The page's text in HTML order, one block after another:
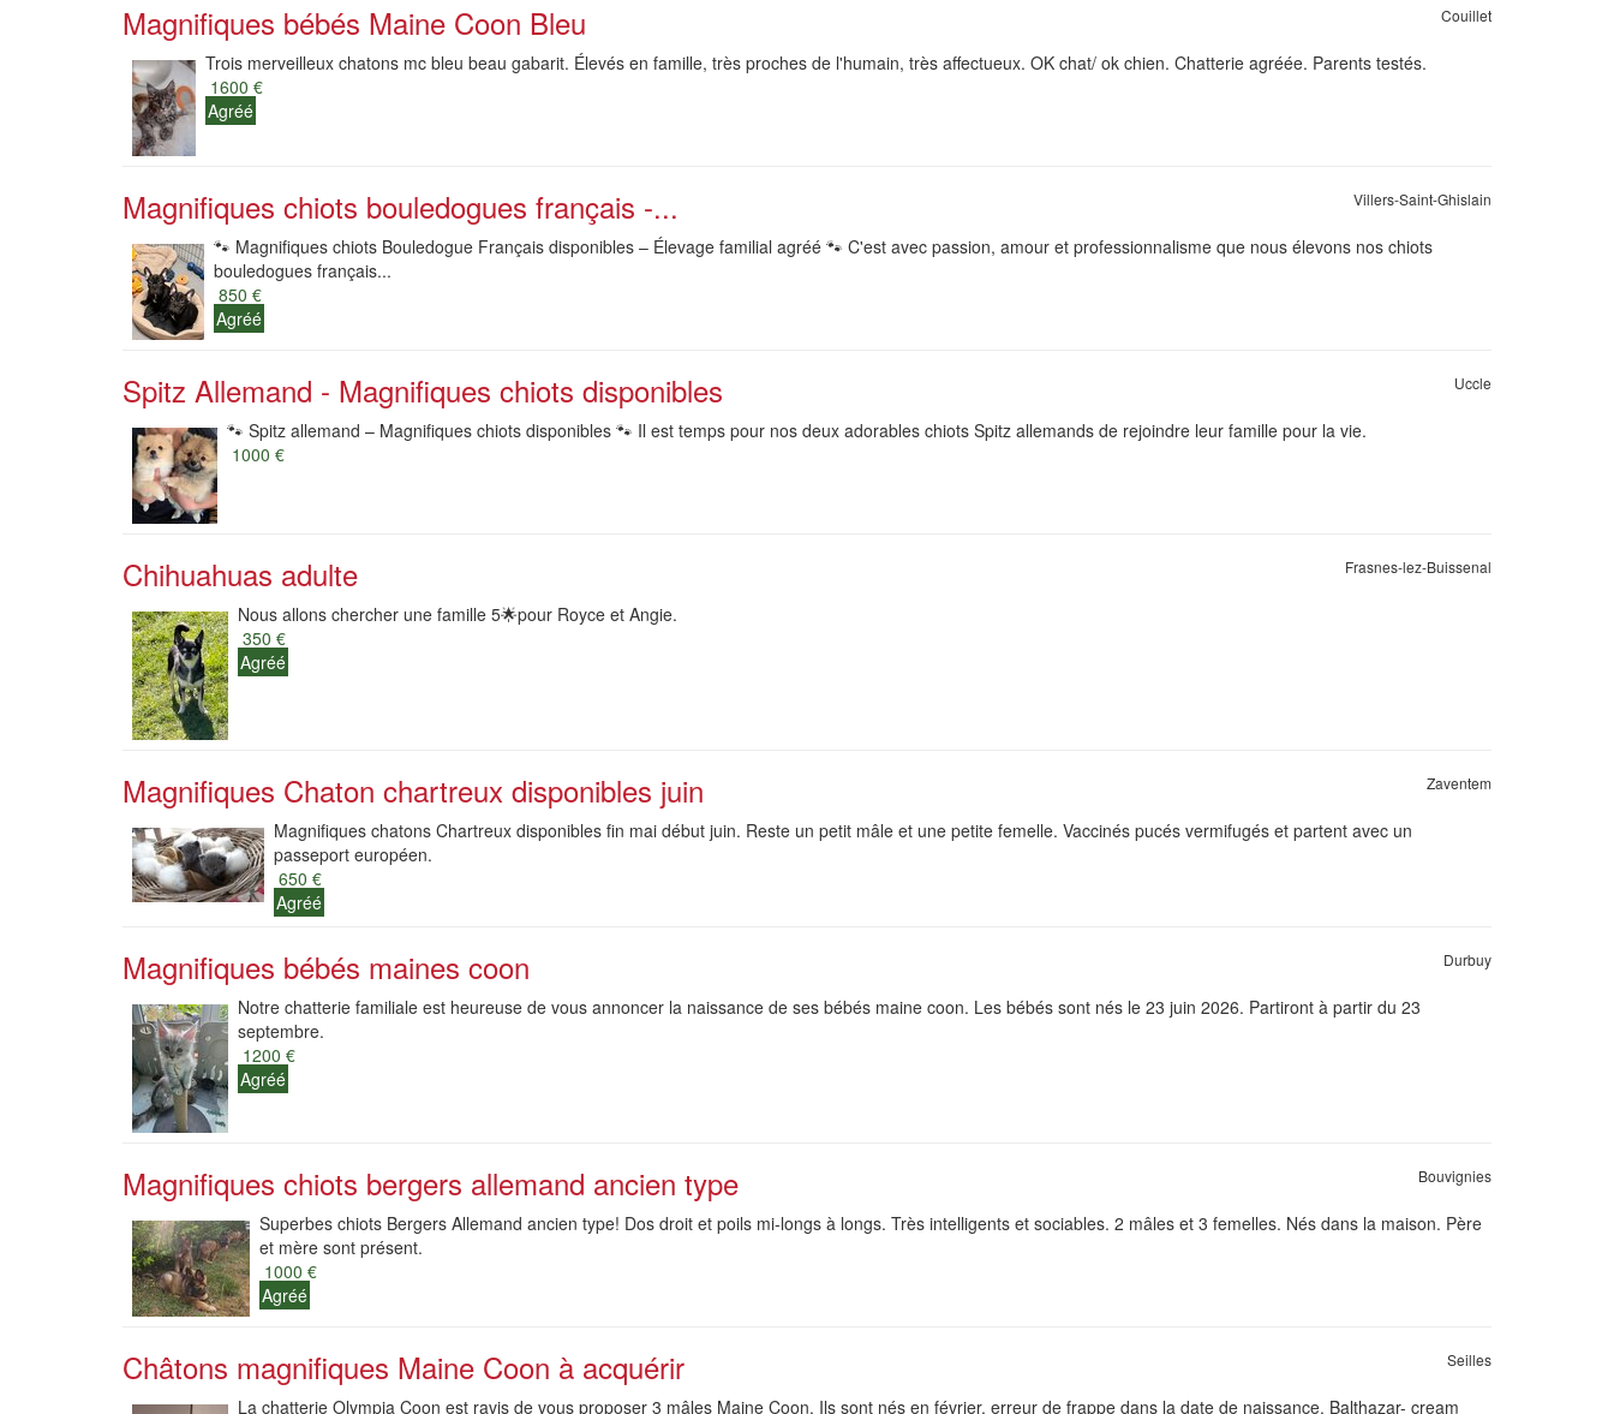
Magnifiques bébés Maine Coon Bleu Couillet
Trois merveilleux chatons mc bleu beau gabarit. Élevés en famille, très proches de l'humain, très affectueux. OK chat/ ok chien. Chatterie agréée. Parents testés.
1600 €
Agréé
Magnifiques chiots bouledogues français -... Villers-Saint-Ghislain
🐾 Magnifiques chiots Bouledogue Français disponibles – Élevage familial agréé 🐾 C'est avec passion, amour et professionnalisme que nous élevons nos chiots
bouledogues français...
850 €
Agréé
Spitz Allemand - Magnifiques chiots disponibles Uccle
🐾 Spitz allemand – Magnifiques chiots disponibles 🐾 Il est temps pour nos deux adorables chiots Spitz allemands de rejoindre leur famille pour la vie.
1000 €
Chihuahuas adulte Frasnes-lez-Buissenal
Nous allons chercher une famille 5🌟pour Royce et Angie.
350 €
Agréé
Magnifiques Chaton chartreux disponibles juin Zaventem
Magnifiques chatons Chartreux disponibles fin mai début juin. Reste un petit mâle et une petite femelle. Vaccinés pucés vermifugés et partent avec un
passeport européen.
650 €
Agréé
Magnifiques bébés maines coon Durbuy
Notre chatterie familiale est heureuse de vous annoncer la naissance de ses bébés maine coon. Les bébés sont nés le 23 juin 2026. Partiront à partir du 23
septembre.
1200 €
Agréé
Magnifiques chiots bergers allemand ancien type Bouvignies
Superbes chiots Bergers Allemand ancien type! Dos droit et poils mi-longs à longs. Très intelligents et sociables. 2 mâles et 3 femelles. Nés dans la maison. Père
et mère sont présent.
1000 €
Agréé
Châtons magnifiques Maine Coon à acquérir Seilles
La chatterie Olympia Coon est ravis de vous proposer 3 mâles Maine Coon. Ils sont nés en février, erreur de frappe dans la date de naissance. Balthazar- cream